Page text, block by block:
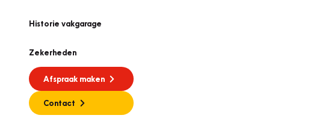
Historie vakgarage
Zekerheden
Afspraak maken
Contact